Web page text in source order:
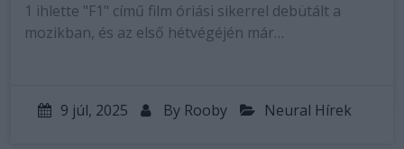
1 ihlette "F1" című film óriási sikerrel debütált a
mozikban, és az első hétvégéjén már…
9 júl, 2025 By Rooby Neural Hírek